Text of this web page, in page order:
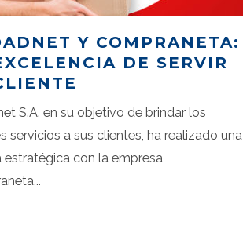
Y COMPRANETA:
DE SERVIR
S.A. en su objetivo de brindar los
servicios a sus clientes, ha realizado una
estratégica con la empresa
...